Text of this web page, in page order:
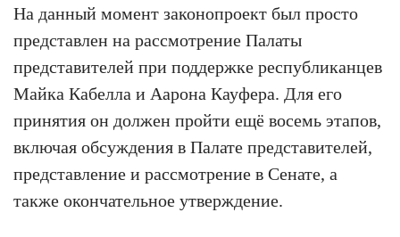
На данный момент законопроект был просто
представлен на рассмотрение Палаты
представителей при поддержке республиканцев
Майка Кабелла и Аарона Кауфера. Для его
принятия он должен пройти ещё восемь этапов,
включая обсуждения в Палате представителей,
представление и рассмотрение в Сенате, а
также окончательное утверждение.